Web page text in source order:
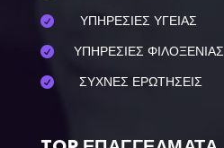
 ΥΠΗΡΕΣΙΕΣ ΥΓΕΙΑΣ
 ΥΠΗΡΕΣΙΕΣ ΦΙΛΟΞΕΝΙΑΣ
 ΣΥΧΝΕΣ ΕΡΩΤΗΣΕΙΣ